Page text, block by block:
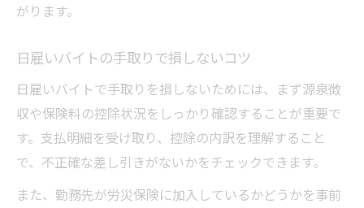
がります。
日雇いバイトの手取りで損しないコツ
日雇いバイトで手取りを損しないためには、まず源泉徴
収や保険料の控除状況をしっかり確認することが重要で
す。支払明細を受け取り、控除の内訳を理解すること
で、不正確な差し引きがないかをチェックできます。
また、勤務先が労災保険に加入しているかどうかを事前